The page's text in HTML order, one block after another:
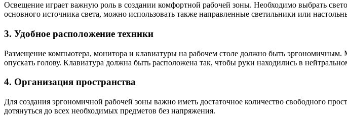
Освещение играет важную роль в создании комфортной рабочей зоны. Необходимо выбрать
основного источника света, можно использовать также направленные светильники или
3. Удобное расположение техники
Размещение компьютера, монитора и клавиатуры на рабочем столе должно быть
опускать голову. Клавиатура должна быть расположена так, чтобы руки находились в
4. Организация пространства
Для создания эргономичной рабочей зоны важно иметь достаточное количество свободного
дотянуться до всех необходимых предметов без напряжения.